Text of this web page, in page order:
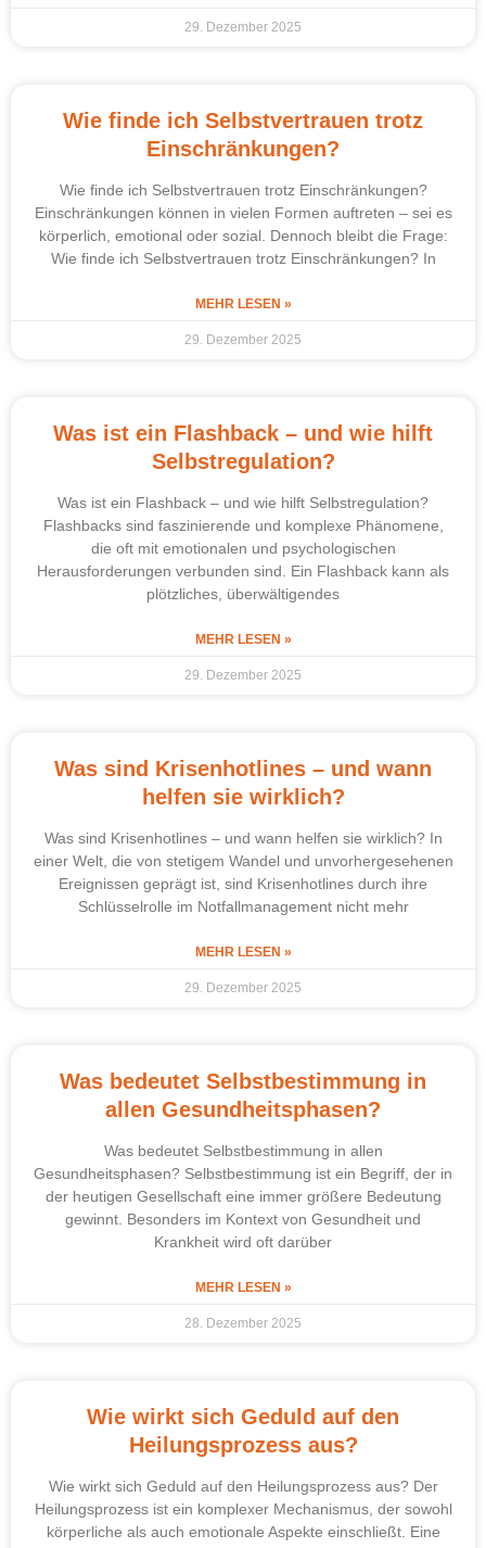
29. Dezember 2025
Wie finde ich Selbstvertrauen trotz
Einschränkungen?
Wie finde ich Selbstvertrauen trotz Einschränkungen?
Einschränkungen können in vielen Formen auftreten – sei es
körperlich, emotional oder sozial. Dennoch bleibt die Frage:
Wie finde ich Selbstvertrauen trotz Einschränkungen? In
MEHR LESEN »
29. Dezember 2025
Was ist ein Flashback – und wie hilft
Selbstregulation?
Was ist ein Flashback – und wie hilft Selbstregulation?
Flashbacks sind faszinierende und komplexe Phänomene,
die oft mit emotionalen und psychologischen
Herausforderungen verbunden sind. Ein Flashback kann als
plötzliches, überwältigendes
MEHR LESEN »
29. Dezember 2025
Was sind Krisenhotlines – und wann
helfen sie wirklich?
Was sind Krisenhotlines – und wann helfen sie wirklich? In
einer Welt, die von stetigem Wandel und unvorhergesehenen
Ereignissen geprägt ist, sind Krisenhotlines durch ihre
Schlüsselrolle im Notfallmanagement nicht mehr
MEHR LESEN »
29. Dezember 2025
Was bedeutet Selbstbestimmung in
allen Gesundheitsphasen?
Was bedeutet Selbstbestimmung in allen
Gesundheitsphasen? Selbstbestimmung ist ein Begriff, der in
der heutigen Gesellschaft eine immer größere Bedeutung
gewinnt. Besonders im Kontext von Gesundheit und
Krankheit wird oft darüber
MEHR LESEN »
28. Dezember 2025
Wie wirkt sich Geduld auf den
Heilungsprozess aus?
Wie wirkt sich Geduld auf den Heilungsprozess aus? Der
Heilungsprozess ist ein komplexer Mechanismus, der sowohl
körperliche als auch emotionale Aspekte einschließt. Eine